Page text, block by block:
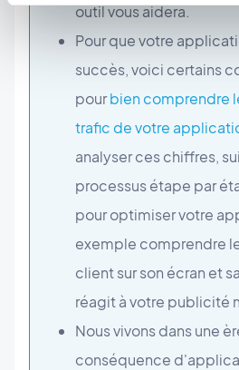
outil vous aidera.
Pour que votre
succès, voici certains
pourbien comprendre
trafic de votre
analyser ces chiffres,
processus étape par
pour optimiser votre
exemple comprendre
client sur son écran et
réagit à votre publicité
Nous vivons dans une
conséquence